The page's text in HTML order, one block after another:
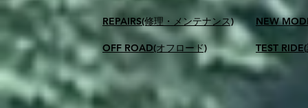
REPAIRS(修理・メンテナンス)
OFF ROAD(オフロード)
NEW
TEST